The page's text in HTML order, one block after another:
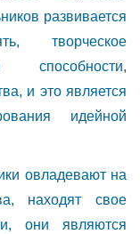
развивается
творческое
способности,
и это является
идейной
овладевают на
находят свое
они являются